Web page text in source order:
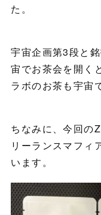
た。
宇宙企画第3段と
宙でお茶会を開く
ラボのお茶も宇宙
ちなみに、今回の
リーランスマフィ
います。